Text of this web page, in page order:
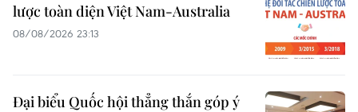
lược toàn diện Việt Nam-Australia
08/08/2026 23:13
Đại biểu Quốc hội thẳng thắn góp ý